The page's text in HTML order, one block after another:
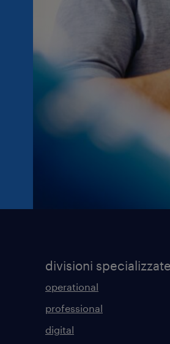
divisioni
operational
professional
digital